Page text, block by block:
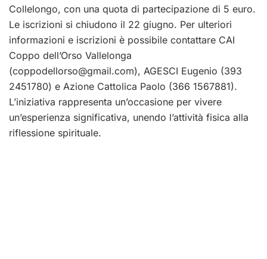
Collelongo, con una quota di partecipazione di 5 euro.
Le iscrizioni si chiudono il 22 giugno. Per ulteriori
informazioni e iscrizioni è possibile contattare CAI
Coppo dell’Orso Vallelonga
(coppodellorso@gmail.com), AGESCI Eugenio (393
2451780) e Azione Cattolica Paolo (366 1567881).
L’iniziativa rappresenta un’occasione per vivere
un’esperienza significativa, unendo l’attività fisica alla
riflessione spirituale.